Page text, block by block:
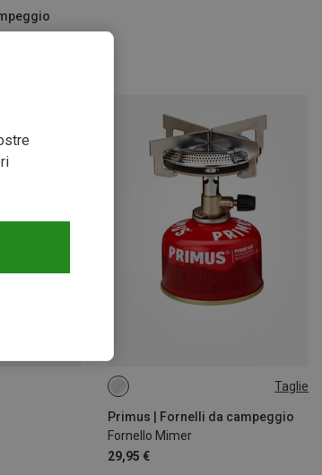
Taglie
Primus | Fornelli da campeggio
Fornello Mimer
29,95 €
ONE SIZE